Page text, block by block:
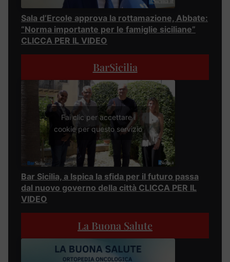
Sala d’Ercole approva la rottamazione, Abbate:
“Norma importante per le famiglie siciliane”
CLICCA PER IL VIDEO
BarSicilia
Fai clic per accettare i
cookie per questo servizio
Bar Sicilia, a Ispica la sfida per il futuro passa
dal nuovo governo della città CLICCA PER IL
VIDEO
La Buona Salute